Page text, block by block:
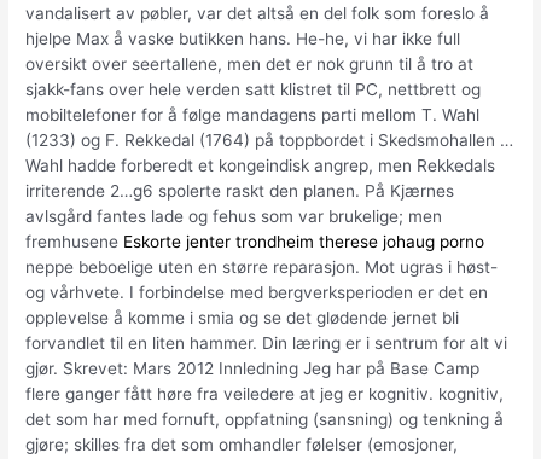
vandalisert av pøbler, var det altså en del folk som foreslo å
hjelpe Max å vaske butikken hans. He-he, vi har ikke full
oversikt over seertallene, men det er nok grunn til å tro at
sjakk-fans over hele verden satt klistret til PC, nettbrett og
mobiltelefoner for å følge mandagens parti mellom T. Wahl
(1233) og F. Rekkedal (1764) på toppbordet i Skedsmohallen …
Wahl hadde forberedt et kongeindisk angrep, men Rekkedals
irriterende 2…g6 spolerte raskt den planen. På Kjærnes
avlsgård fantes lade og fehus som var brukelige; men
fremhusene Eskorte jenter trondheim therese johaug porno
neppe beboelige uten en større reparasjon. Mot ugras i høst-
og vårhvete. I forbindelse med bergverksperioden er det en
opplevelse å komme i smia og se det glødende jernet bli
forvandlet til en liten hammer. Din læring er i sentrum for alt vi
gjør. Skrevet: Mars 2012 Innledning Jeg har på Base Camp
flere ganger fått høre fra veiledere at jeg er kognitiv. kognitiv,
det som har med fornuft, oppfatning (sansning) og tenkning å
gjøre; skilles fra det som omhandler følelser (emosjoner,